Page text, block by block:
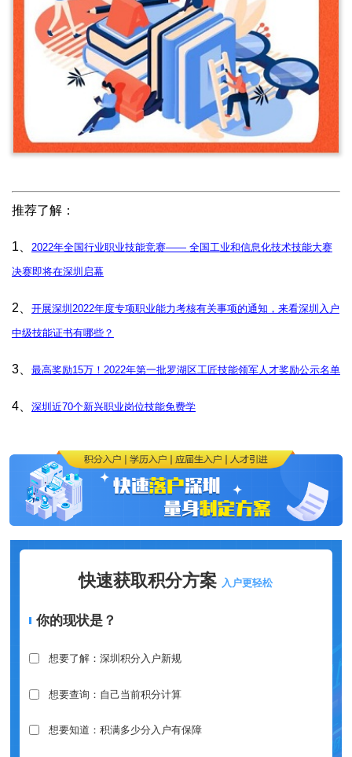
推荐了解：
1、 2022年全国行业职业技能竞赛—— 全国工业和信息化技术技能大赛
决赛即将在深圳启幕
2、 开展深圳2022年度专项职业能力考核有关事项的通知，来看深圳入户
中级技能证书有哪些？
3、 最高奖励15万！2022年第一批罗湖区工匠技能领军人才奖励公示名单
4、 深圳近70个新兴职业岗位技能免费学
快速获取积分方案 入户更轻松
你的现状是？
想要了解：深圳积分入户新规
想要查询：自己当前积分计算
想要知道：积满多少分入户有保障